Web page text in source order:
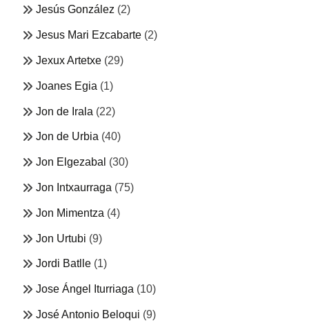
Jesús González (2)
Jesus Mari Ezcabarte (2)
Jexux Artetxe (29)
Joanes Egia (1)
Jon de Irala (22)
Jon de Urbia (40)
Jon Elgezabal (30)
Jon Intxaurraga (75)
Jon Mimentza (4)
Jon Urtubi (9)
Jordi Batlle (1)
Jose Ángel Iturriaga (10)
José Antonio Beloqui (9)